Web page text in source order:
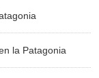
la Patagonia